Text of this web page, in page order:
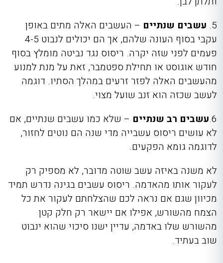
5. עשבים שנתיים – העשבים האלה מתים באופן
עקבי בסוף העונה שלהם, אך הם יכולים לנבוט 4-5
פעמים לפני שזה יקרה. ריסוס נגד נביטה מומלץ בסוף
חודש אוגוסט או תחילת ספטמבר, זאת על מנת למנוע
מהעשבים האלה לפזר זרעים במהלך הסתיו. דוגמה
לעשב שכזה הוא זנב שועל מצוי.
6. עשבים רב שנתיים – שלא כמו עשבים שנתיים, אם
לא עושים ריסוס עשבייה מדי שנה הם נוטים לחזור,
לדוגמה גומא הפקעים.
לא משנה באיזה עשב שוטה מדובר, לא מספיק רק
לעקור אותו מהאדמה. ריסוס עשבים בגינה נדרש תמיד
מכיוון שגם אם נראה לכם שהצלחתם לעקור את כל
הצמח מהשורש, אפילו אם יישאר רק חלק קטן
מהשורש שלו באדמה, עדיין ישנו סיכוי שהוא ינבוט
שוב בעתיד.